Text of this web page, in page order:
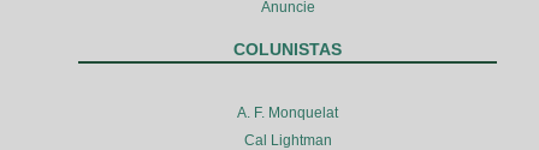
Anuncie
COLUNISTAS
A. F. Monquelat
Cal Lightman